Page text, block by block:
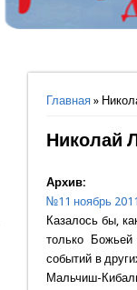
Вы здесь
Главная »
Николай
Архив:
№11 ноябрь 2011
Казалось бы,
только
событий в
Мальчиш-